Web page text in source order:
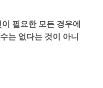
필요한 모든 경우에
는 없다는 것이 아니